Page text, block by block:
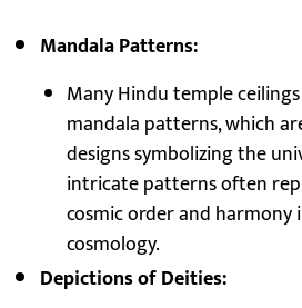
Mandala Patterns:
Many Hindu temple
mandala patterns, which
designs symbolizing the
intricate patterns often
cosmic order and harmony
cosmology.
Depictions of Deities: